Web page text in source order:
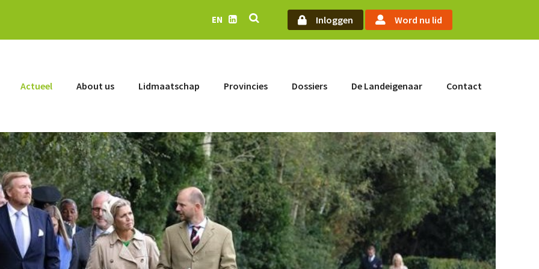
EN
Inloggen Word nu lid
Actueel About us Lidmaatschap Provincies Dossiers De Landeigenaar Contact
Home
Actueel